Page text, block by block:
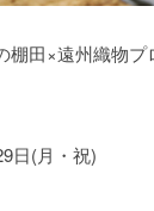
棚田×遠州織物
日(月・祝)